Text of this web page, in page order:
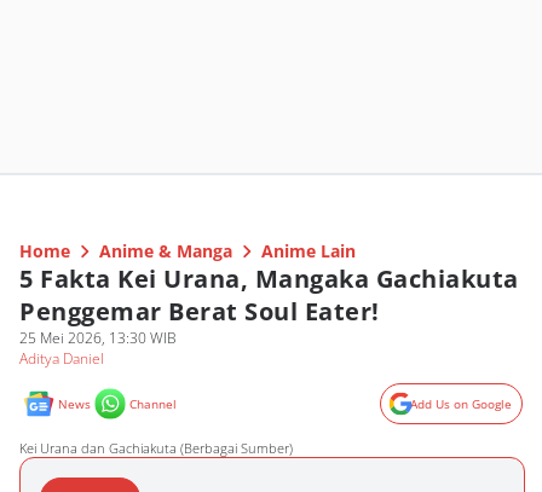
Home Anime & Manga Anime Lain
5 Fakta Kei Urana, Mangaka Gachiakuta
Penggemar Berat Soul Eater!
25 Mei 2026, 13:30 WIB
Aditya Daniel
News Channel Add Us on Google
Kei Urana dan Gachiakuta (Berbagai Sumber)